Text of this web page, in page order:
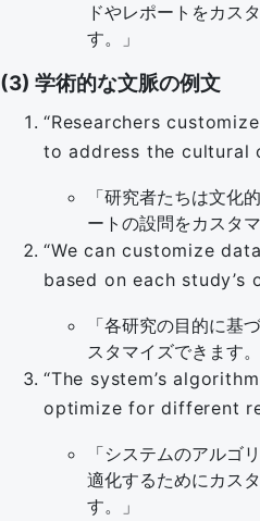
ドやレポートをカス
す。」
(3) 学術的な文脈の例文
“Researchers
to address the cultural
「研究者たちは文化
ートの設問をカスタ
“We can customize
based on each study’s
「各研究の目的に基
スタマイズできます。
“The system’s
optimize for different
「システムのアルゴ
適化するためにカス
す。」